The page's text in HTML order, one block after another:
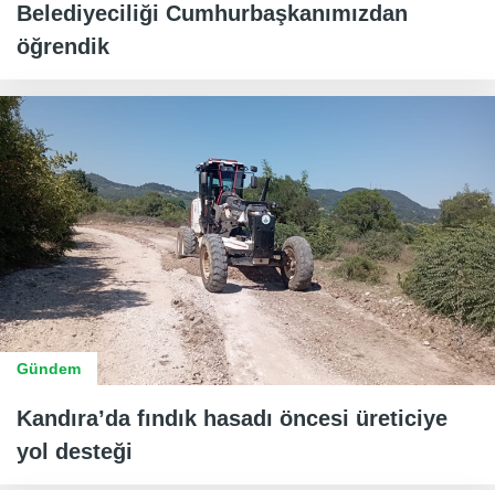
Belediyeciliği Cumhurbaşkanımızdan
öğrendik
Gündem
Kandıra’da fındık hasadı öncesi üreticiye
yol desteği